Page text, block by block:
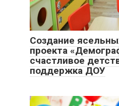
Создание
проекта
счастливое
поддержка ДОУ